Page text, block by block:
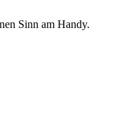
Sinn am Handy.